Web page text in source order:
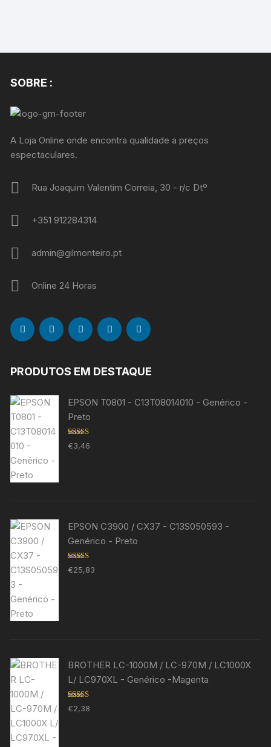
SOBRE :
A Loja Online onde encontra qualidade a preços
espectaculares.
Rua Joaquim Valentim Correia, 30 - r/c Dtº
+351 912284314
admin@gilmonteiro.pt
Online 24 Horas
PRODUTOS EM DESTAQUE
EPSON T0801 - C13T08014010 - Genérico -
Preto
Avaliação
5.00 de 5
€3,46
EPSON C3900 / CX37 - C13S050593 -
Genérico - Preto
Avaliação
5.00de 5
€25,83
BROTHER LC-1000M / LC-970M / LC1000X
L/ LC970XL - Genérico -Magenta
Avaliação
5.00de 5
€2,38